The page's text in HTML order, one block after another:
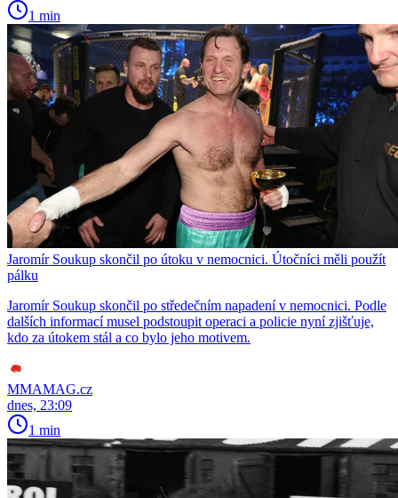
1 min
Jaromír Soukup skončil po útoku v nemocnici. Útočníci měli použít
pálku
Jaromír Soukup skončil po středečním napadení v nemocnici. Podle
dalších informací musel podstoupit operaci a policie nyní zjišťuje,
kdo za útokem stál a co bylo jeho motivem.
MMAMAG.cz
dnes, 23:09
1 min